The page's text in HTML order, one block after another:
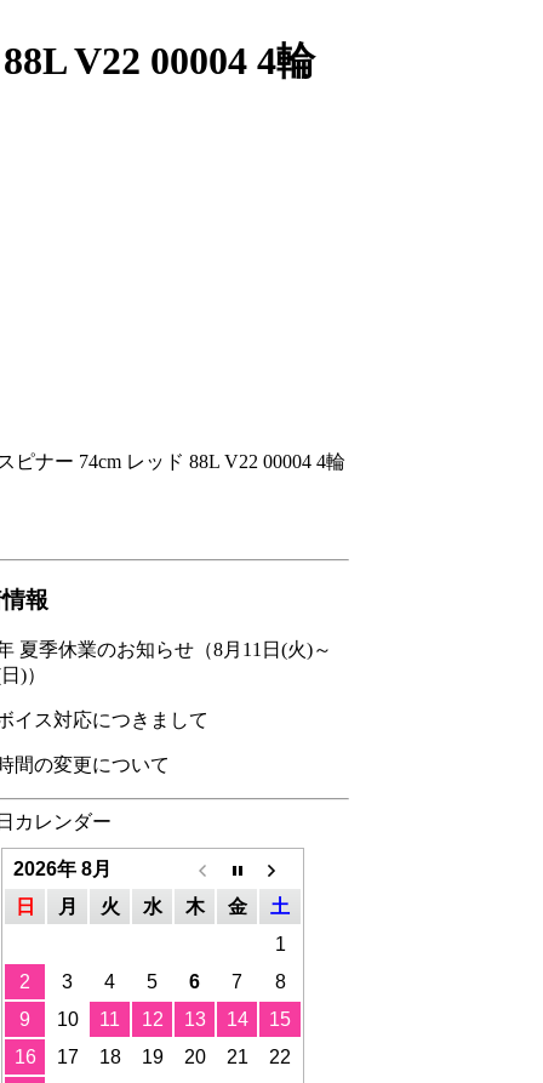
V22 00004 4輪
ピナー 74cm レッド 88L V22 00004 4輪
報
夏季休業のお知らせ（8月11日(火)～
)）
イス対応につきまして
間の変更について
カレンダー
2026年 8月
日
月 火 水 木 金
土
1
2
3 4 5 6 7
8
9
10 11 12 13 14
15
16
17 18 19 20 21
22